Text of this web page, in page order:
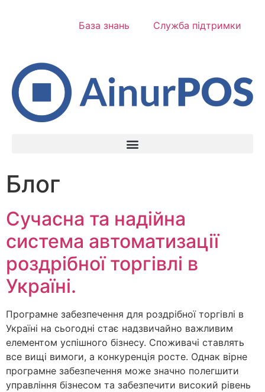
База знань Служба підтримки
Блог
Сучасна та надійна
система автоматизації
роздрібної торгівлі в
Україні.
Програмне забезпечення для роздрібної торгівлі в
Україні на сьогодні стає надзвичайно важливим
елементом успішного бізнесу. Споживачі ставлять
все вищі вимоги, а конкуренція росте. Однак вірне
програмне забезпечення може значно полегшити
управління бізнесом та забезпечити високий рівень